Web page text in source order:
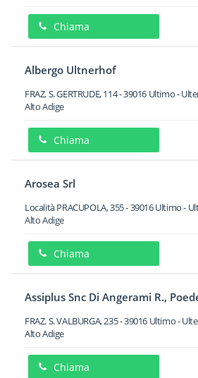
Chiama
Albergo Ultnerhof
FRAZ. S. GERTRUDE, 114-39016 Ultimo -
Alto Adige
Chiama
Arosea Srl
Località PRACUPOLA, 355-39016Ultimo -
Alto Adige
Chiama
Assiplus Snc Di Angerami R.,
FRAZ. S. VALBURGA, 235-39016 Ultimo -
Alto Adige
Chiama